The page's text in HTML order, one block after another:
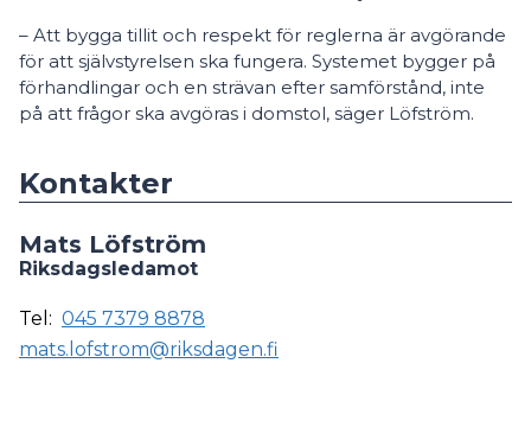
– Att bygga tillit och respekt för reglerna är avgörande
för att självstyrelsen ska fungera. Systemet bygger på
förhandlingar och en strävan efter samförstånd, inte
på att frågor ska avgöras i domstol, säger Löfström.
Kontakter
Mats Löfström
Riksdagsledamot
Tel: 045 7379 8878
mats.lofstrom@riksdagen.fi